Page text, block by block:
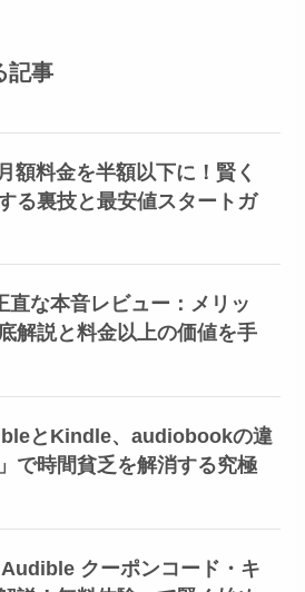
記事
額料金を半額以下に！賢く
る裏技と最安値スタートガ
な本音レビュー：メリッ
解説と料金以上の価値を手
とKindle、audiobookの違
で時間貧乏を解消する究極
Audible クーポンコード・キ